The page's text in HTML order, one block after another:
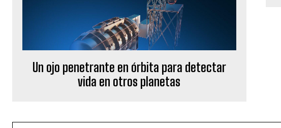
Un ojo penetrante en órbita para detectar
vida en otros planetas